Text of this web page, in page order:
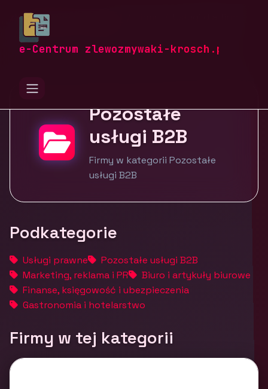
e-Centrum zlewozmywaki-krosch.pl
zlewozmywaki-krosch.pl
Pozostałe usługi B2B
Pozostałe
usługi B2B
Firmy w kategorii Pozostałe
usługi B2B
Podkategorie
Usługi prawne
Pozostałe usługi B2B
Marketing, reklama i PR
Biuro i artykuły biurowe
Finanse, księgowość i ubezpieczenia
Gastronomia i hotelarstwo
Firmy w tej kategorii